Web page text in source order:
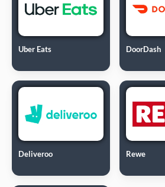
Uber Eats DoorDash
Deliveroo Rewe